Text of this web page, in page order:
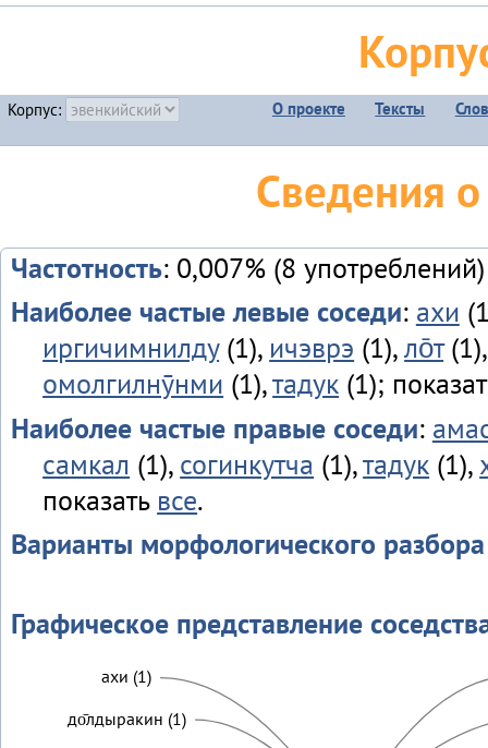
Корпус: О проекте Тексты
Сведения
Частотность: 0,007% (8 употреблений)
Наиболее частые левые соседи: ахи
иргичимнилду(1), ичэврэ (1),ло̄т
омолгилнӯнми (1),тадук (1);
Наиболее частые правые соседи:
самкал (1), согинкутча (1),тадук (1),
показать все.
Варианты морфологического разбора
Графическое представление
ахи (1)
до̄лдыракин (1)